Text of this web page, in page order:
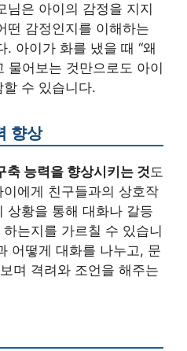
님은 아이의 감정을 지지
떤 감정인지를 이해하는
아이가 화를 냈을 때 “왜
물어보는 것만으로도 아이
수 있습니다.
향상
축 능력을 향상시키는 것도
에게 친구들과의 상호작
상황을 통해 대화나 갈등
는지를 가르칠 수 있습니
어떻게 대화를 나누고, 문
며 격려와 조언을 해주는